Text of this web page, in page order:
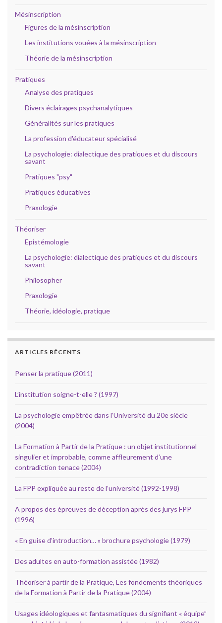
Mésinscription
Figures de la mésinscription
Les institutions vouées à la mésinscription
Théorie de la mésinscription
Pratiques
Analyse des pratiques
Divers éclairages psychanalytiques
Généralités sur les pratiques
La profession d'éducateur spécialisé
La psychologie: dialectique des pratiques et du discours
savant
Pratiques "psy"
Pratiques éducatives
Praxologie
Théoriser
Epistémologie
La psychologie: dialectique des pratiques et du discours
savant
Philosopher
Praxologie
Théorie, idéologie, pratique
ARTICLES RÉCENTS
Penser la pratique (2011)
L’institution soigne-t-elle ? (1997)
La psychologie empêtrée dans l’Université du 20e siècle
(2004)
La Formation à Partir de la Pratique : un objet institutionnel
singulier et improbable, comme affleurement d’une
contradiction tenace (2004)
La FPP expliquée au reste de l’université (1992-1998)
A propos des épreuves de déception après des jurys FPP
(1996)
« En guise d’introduction… » brochure psychologie (1979)
Des adultes en auto-formation assistée (1982)
Théoriser à partir de la Pratique, Les fondements théoriques
de la Formation à Partir de la Pratique (2004)
Usages idéologiques et fantasmatiques du signifiant « équipe”